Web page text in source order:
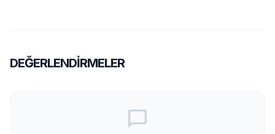
DEĞERLENDIRMELER
chat_bubble_outline